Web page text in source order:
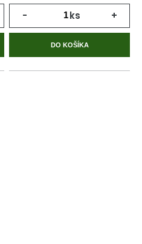
- ks +
DO KOŠÍKA